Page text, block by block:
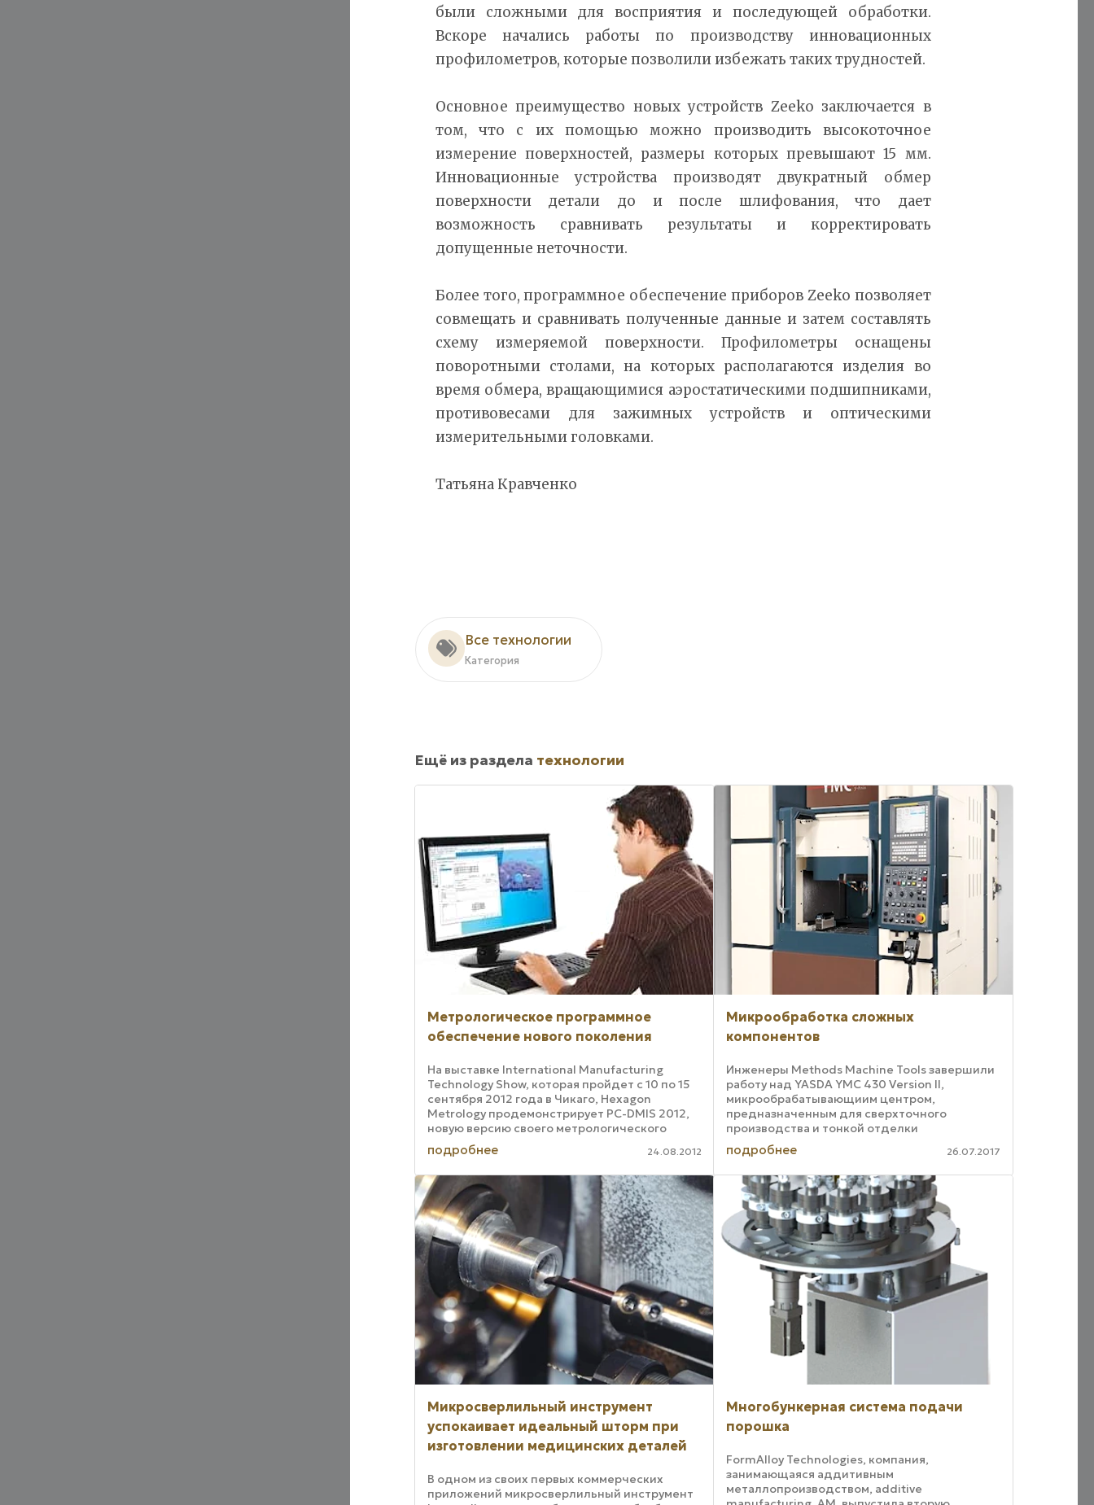
были сложными для восприятия и последующей обработки.
Вскоре начались работы по производству инновационных
профилометров, которые позволили избежать таких трудностей.
Основное преимущество новых устройств Zeeko заключается в
том, что с их помощью можно производить высокоточное
измерение поверхностей, размеры которых превышают 15 мм.
Инновационные устройства производят двукратный обмер
поверхности детали до и после шлифования, что дает
возможность сравнивать результаты и корректировать
допущенные неточности.
Более того, программное обеспечение приборов Zeeko позволяет
совмещать и сравнивать полученные данные и затем составлять
схему измеряемой поверхности. Профилометры оснащены
поворотными столами, на которых располагаются изделия во
время обмера, вращающимися аэростатическими подшипниками,
противовесами для зажимных устройств и оптическими
измерительными головками.
Татьяна Кравченко
Все технологии
Категория
Ещё из раздела технологии
Метрологическое программное
обеспечение нового поколения
На выставке International Manufacturing
Technology Show, которая пройдет с 10 по 15
сентября 2012 года в Чикаго, Hexagon
Metrology продемонстрирует PC-DMIS 2012,
новую версию своего метрологического
программного обеспечения. Данный софт
обеспечивает ...
подробнее 24.08.2012
Микрообработка сложных
компонентов
Инженеры Methods Machine Tools завершили
работу над YASDA YMC 430 Version II,
микрообрабатывающиим центром,
предназначенным для сверхточного
производства и тонкой отделки
поверхности, что требуется при
формировании мелких, но сложных ...
подробнее 26.07.2017
Микросверлильный инструмент
успокаивает идеальный шторм при
изготовлении медицинских деталей
В одном из своих первых коммерческих
приложений микросверлильный инструмент
Многобункерная система подачи
порошка
FormAlloy Technologies, компания,
занимающаяся аддитивным
металлопроизводством, additive